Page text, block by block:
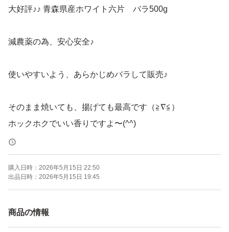
大好評♪♪ 青森県産ホワイト六片 バラ500g
減農薬の為、安心安全♪
使いやすいよう、あらかじめバラして販売♪
そのまま焼いても、揚げても最高です（≧∇≦）
ホックホクでいい香りですよ〜(^^)
黒ニンニクにも最適です！！
品質、大きめを求めるならコチラで間違いなし♪
悪い評価0を目指してます！！
購入日時： 2026年5月15日 22:50
出品日時： 2026年5月15日 19:45
商品の情報